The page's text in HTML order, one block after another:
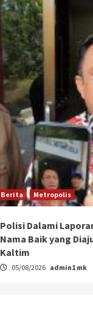
Berita Metropolis
Polisi Dalami
Nama Baik yang
Kaltim
05/08/2026 admin1 mk